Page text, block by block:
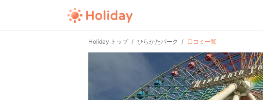
Holiday トップ ひらかたパーク 口コミ一覧